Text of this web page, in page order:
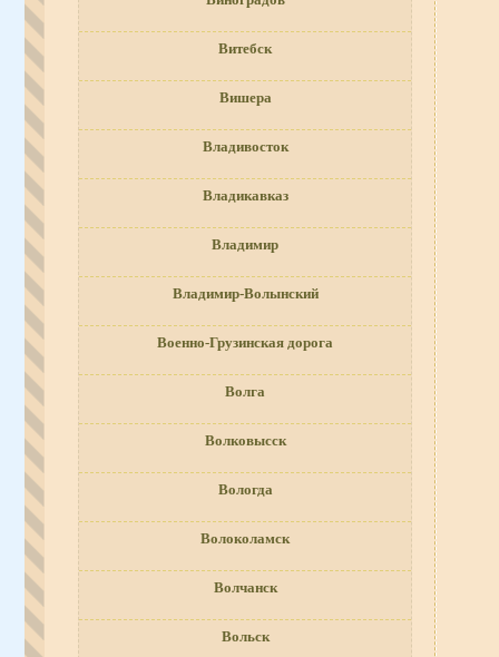
Витебск
Вишера
Владивосток
Владикавказ
Владимир
Владимир-Волынский
Военно-Грузинская дорога
Волга
Волковысск
Вологда
Волоколамск
Волчанск
Вольск